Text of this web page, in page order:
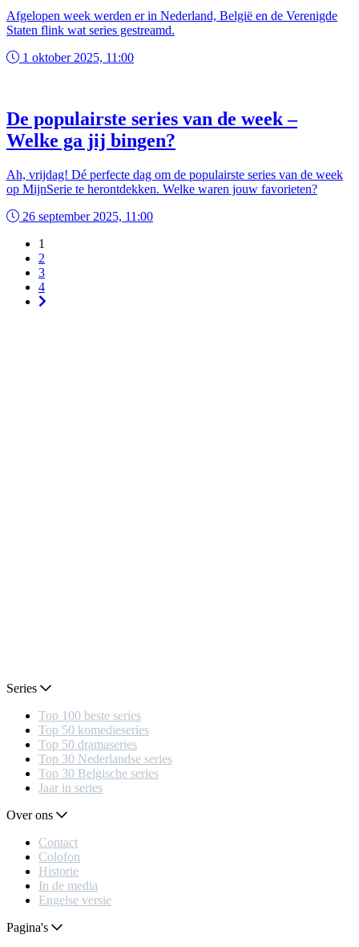
Afgelopen week werden er in Nederland, België en de Verenigde
Staten flink wat series gestreamd.
1 oktober 2025, 11:00
De populairste series van de week –
Welke ga jij bingen?
Ah, vrijdag! Dé perfecte dag om de populairste series van de week
op MijnSerie te herontdekken. Welke waren jouw favorieten?
26 september 2025, 11:00
1
2
3
4
Series
Top 100 beste series
Top 50 komedieseries
Top 50 dramaseries
Top 30 Nederlandse series
Top 30 Belgische series
Jaar in series
Over ons
Contact
Colofon
Historie
In de media
Engelse versie
Pagina's